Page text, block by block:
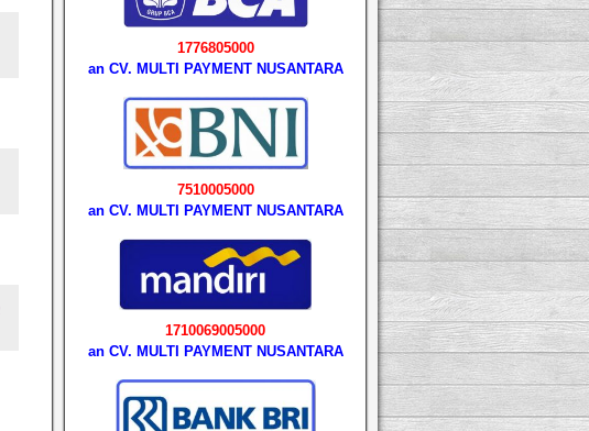
1776805000
an CV. MULTI PAYMENT NUSANTARA
7510005000
an CV. MULTI PAYMENT NUSANTARA
1710069005000
an CV. MULTI PAYMENT NUSANTARA